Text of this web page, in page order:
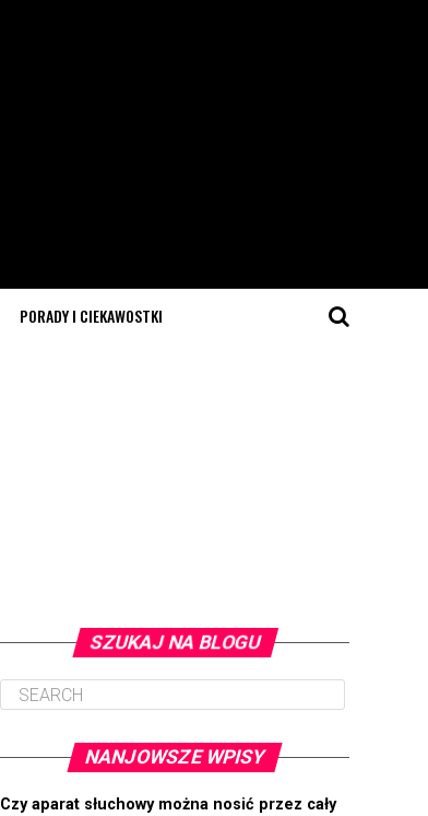
PORADY I CIEKAWOSTKI
SZUKAJ NA BLOGU
NANJOWSZE WPISY
Czy aparat słuchowy można nosić przez cały